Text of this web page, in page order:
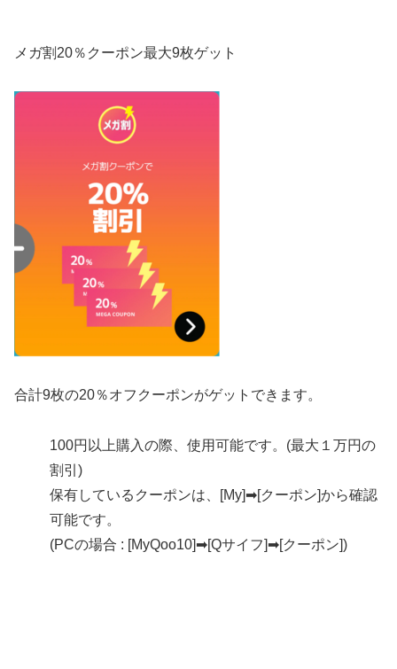
メガ割20％クーポン最大9枚ゲット
合計9枚の20％オフクーポンがゲットできます。
100円以上購入の際、使用可能です。(最大１万円の
割引)
保有しているクーポンは、[My]➡[クーポン]から確認
可能です。
(PCの場合 : [MyQoo10]➡[Qサイフ]➡[クーポン])